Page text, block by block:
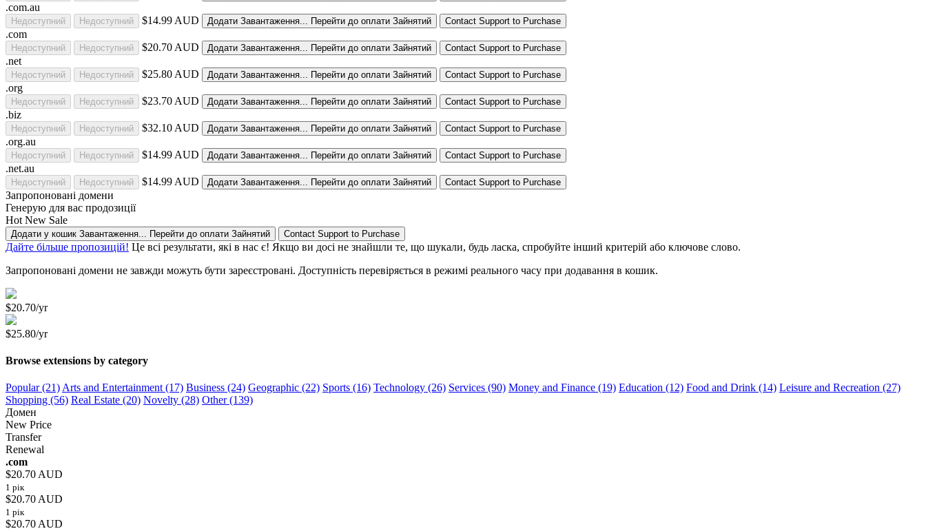
.com.au
Недоступний Недоступний $14.99 AUD Додати Завантаження... Перейти до оплати Зайнятий Contact Support to Purchase
.com
Недоступний Недоступний $20.70 AUD Додати Завантаження... Перейти до оплати Зайнятий Contact Support to Purchase
.net
Недоступний Недоступний $25.80 AUD Додати Завантаження... Перейти до оплати Зайнятий Contact Support to Purchase
.org
Недоступний Недоступний $23.70 AUD Додати Завантаження... Перейти до оплати Зайнятий Contact Support to Purchase
.biz
Недоступний Недоступний $32.10 AUD Додати Завантаження... Перейти до оплати Зайнятий Contact Support to Purchase
.org.au
Недоступний Недоступний $14.99 AUD Додати Завантаження... Перейти до оплати Зайнятий Contact Support to Purchase
.net.au
Недоступний Недоступний $14.99 AUD Додати Завантаження... Перейти до оплати Зайнятий Contact Support to Purchase
Запропоновані домени
Генерую для вас продозиції
Hot New Sale
Додати у кошик Завантаження... Перейти до оплати Зайнятий Contact Support to Purchase
Дайте більше пропозицій! Це всі результати, які в нас є! Якщо ви досі не знайшли те, що шукали, будь ласка, спробуйте інший критерій або ключове слово.
Запропоновані домени не завжди можуть бути зареєстровані. Доступність перевіряється в режимі реального часу при додавання в кошик.
$20.70/yr
$25.80/yr
Browse extensions by category
Popular (21) Arts and Entertainment (17) Business (24) Geographic (22) Sports (16) Technology (26) Services (90) Money and Finance (19) Education (12) Food and Drink (14) Leisure and Recreation (27)
Shopping (56) Real Estate (20) Novelty (28) Other (139)
Домен
New Price
Transfer
Renewal
.com
$20.70 AUD
1 рік
$20.70 AUD
1 рік
$20.70 AUD